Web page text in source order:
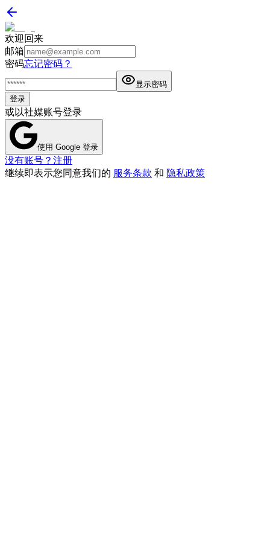
欢迎回来
邮箱
密码忘记密码？
显示密码
登录
或以社媒账号登录
使用 Google 登录
没有账号？注册
继续即表示您同意我们的 服务条款 和 隐私政策